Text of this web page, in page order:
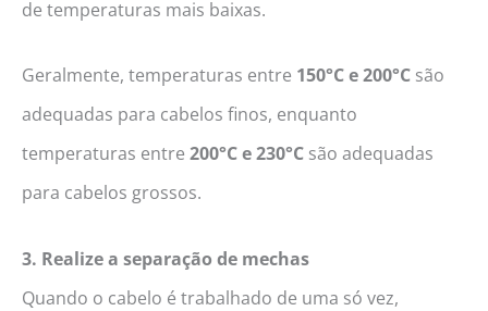
de temperaturas mais baixas.
Geralmente, temperaturas entre 150°C e 200°C são
adequadas para cabelos finos, enquanto
temperaturas entre 200°C e 230°C são adequadas
para cabelos grossos.
3. Realize a separação de mechas
Quando o cabelo é trabalhado de uma só vez,